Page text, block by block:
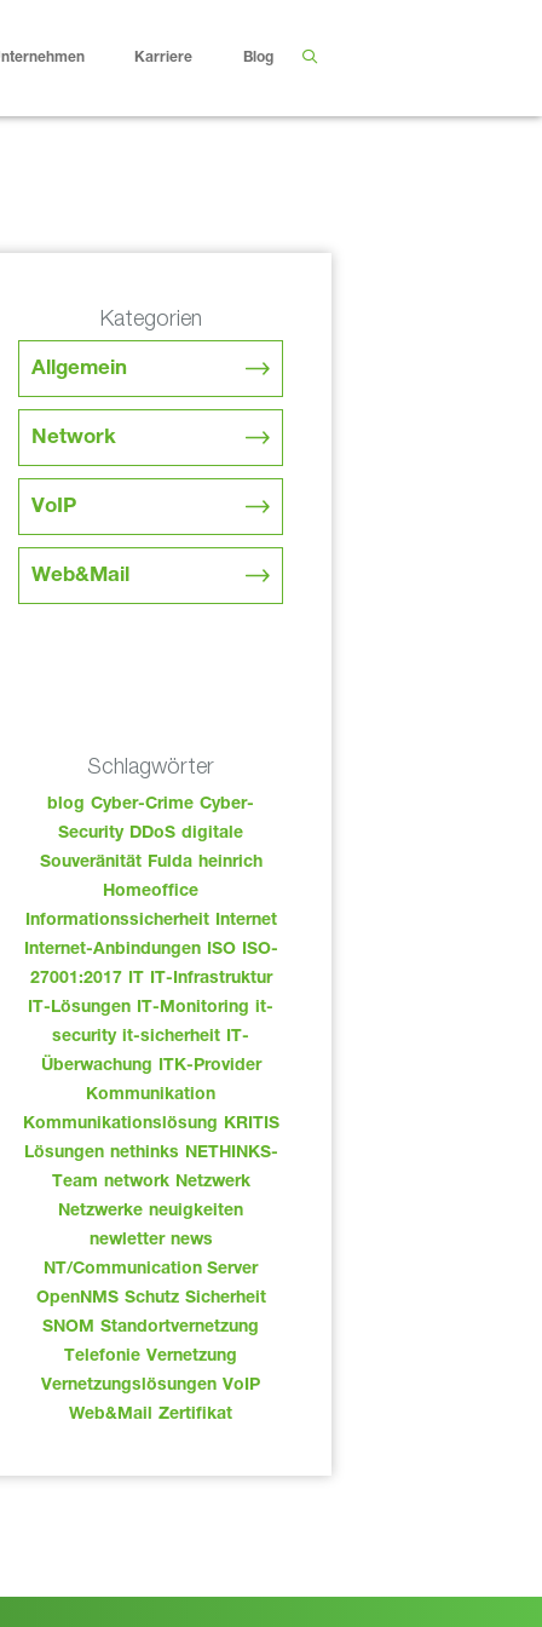
Karriere Blog
Kategorien
Allgemein
Network
VoIP
Web&Mail
Schlagwörter
blog Cyber-Crime Cyber-
Security DDoS digitale
Souveränität Fulda heinrich
Homeoffice
Informationssicherheit Internet
Internet-Anbindungen ISO ISO-
27001:2017 IT
IT-Infrastruktur
IT-Lösungen IT-Monitoring
it-
security it-sicherheit IT-
Überwachung
ITK-Provider
Kommunikation
Kommunikationslösung
KRITIS
Lösungen nethinks NETHINKS-
Team network Netzwerk
Netzwerke neuigkeiten
newletter news
NT/Communication Server
OpenNMS Schutz Sicherheit
SNOM Standortvernetzung
Telefonie Vernetzung
Vernetzungslösungen VoIP
Web&Mail Zertifikat